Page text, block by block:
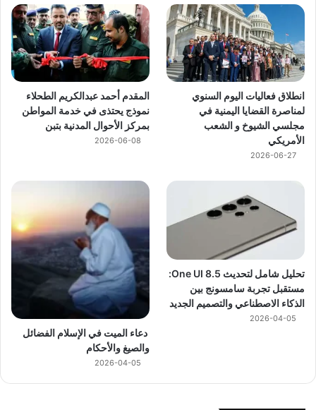
انطلاق فعاليات اليوم السنوي
لمناصرة القضايا اليمنية في
مجلسي الشيوخ و الشعب
الأمريكي
2026-06-27
المقدم أحمد عبدالكريم الطحلاء
نموذج يحتذى في خدمة المواطن
بمركز الأحوال المدنية بتبن
2026-06-08
تحليل شامل لتحديث One UI 8.5:
مستقبل تجربة سامسونج بين
الذكاء الاصطناعي والتصميم الجديد
2026-04-05
دعاء الميت في الإسلام الفضائل
والصيغ والأحكام
2026-04-05